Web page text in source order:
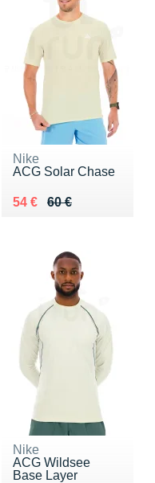
Nike
ACG Solar Chase
60 €
Au lieu de 60 €
54 €
Vendu 54 €
Nike
ACG Wildsee
Base Layer